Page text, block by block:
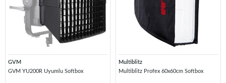
GVM
GVM YU200R Uyumlu Softbox
Multiblitz
Multiblitz Profex 60x60cm Softbox